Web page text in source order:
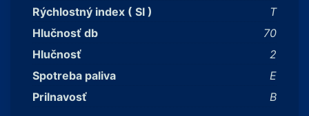
Rýchlostný index ( SI )
T
Hlučnosť db
70
Hlučnosť
2
Spotreba paliva
E
Prilnavosť
B